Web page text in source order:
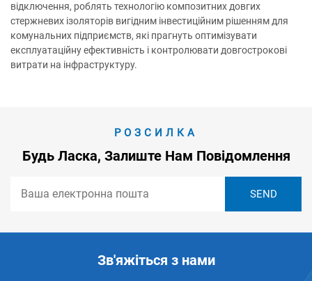
відключення, роблять технологію композитних довгих
стержневих ізоляторів вигідним інвестиційним рішенням для
комунальних підприємств, які прагнуть оптимізувати
експлуатаційну ефективність і контролювати довгострокові
витрати на інфраструктуру.
РОЗСИЛКА
Будь Ласка, Залиште Нам Повідомлення
Зв'яжіться з нами